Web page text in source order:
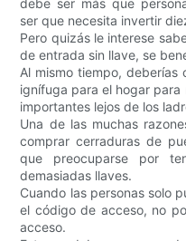
debe ser más que
ser que necesita invertir
Pero quizás le interese
de entrada sin llave, se
Al mismo tiempo,
ignífuga para el hogar
importantes lejos de los
Una de las muchas
comprar cerraduras de
que preocuparse por
demasiadas llaves.
Cuando las personas solo
el código de acceso, no
acceso.